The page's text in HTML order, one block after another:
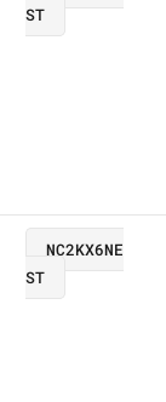
ST
NC2KX6NE
ST